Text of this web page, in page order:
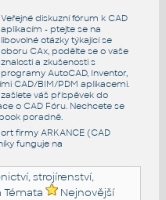
Veřejné diskuzní fórum k CAD
aplikacím - ptejte se na
libovolné otázky týkající se
oboru CAx, podělte se o vaše
znalosti a zkušenosti s
programy AutoCAD, Inventor,
CAD/BIM/PDM aplikacemi.
váš příspěvek do
o CAD Fóru. Nechcete se
poradně.
firmy ARKANCE (CAD
funguje na
strojírenství,
Témata
Nejnovější